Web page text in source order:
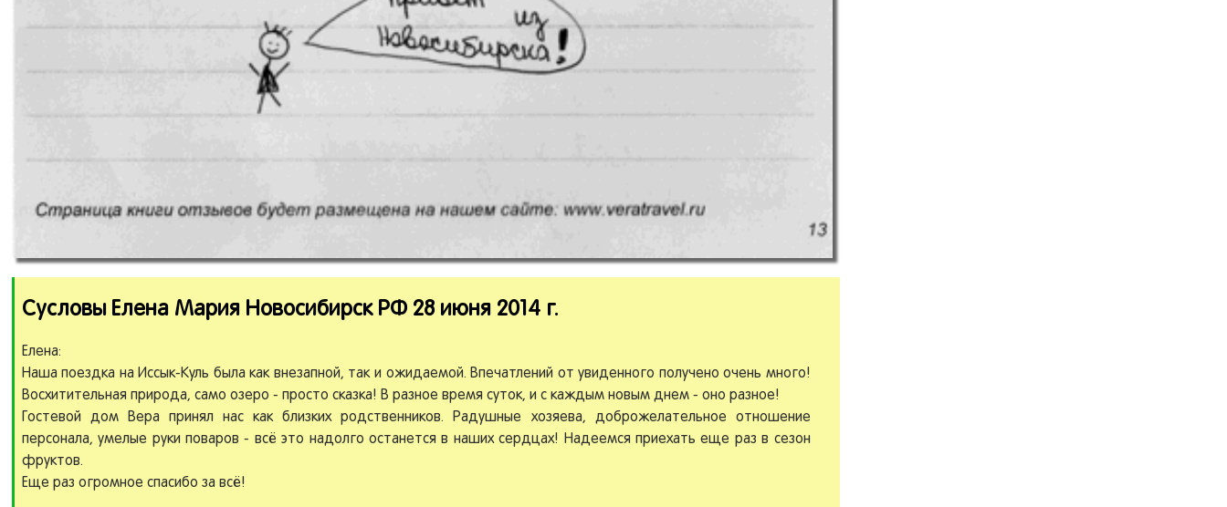
Сусловы Елена Мария Новосибирск РФ 28 июня 2014 г.
Елена:
Наша поездка на Иссык-Куль была как внезапной, так и ожидаемой. Впечатлений от увиденного получено очень много!
Восхитительная природа, само озеро - просто сказка! В разное время суток, и с каждым новым днем - оно разное!
Гостевой дом Вера принял нас как близких родственников. Радушные хозяева, доброжелательное отношение
персонала, умелые руки поваров - всё это надолго останется в наших сердцах! Надеемся приехать еще раз в сезон
фруктов.
Еще раз огромное спасибо за всё!